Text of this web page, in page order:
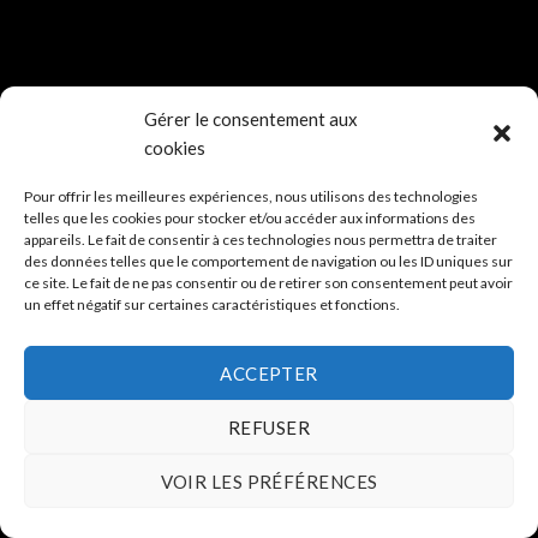
Gérer le consentement aux
cookies
Pour offrir les meilleures expériences, nous utilisons des technologies
telles que les cookies pour stocker et/ou accéder aux informations des
appareils. Le fait de consentir à ces technologies nous permettra de traiter
des données telles que le comportement de navigation ou les ID uniques sur
ce site. Le fait de ne pas consentir ou de retirer son consentement peut avoir
un effet négatif sur certaines caractéristiques et fonctions.
ACCEPTER
REFUSER
VOIR LES PRÉFÉRENCES